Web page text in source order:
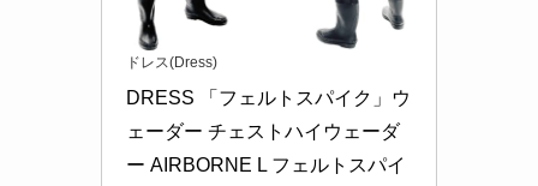
ドレス(Dress)
DRESS 「フェルトスパイク」ウ
ェーダー チェストハイウェーダ
ー AIRBORNE L フェルトスパイ